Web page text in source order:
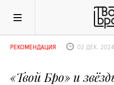
«Твой Бро» и
РЕКОМЕНДАЦИЯ 02 ДЕК. 2024